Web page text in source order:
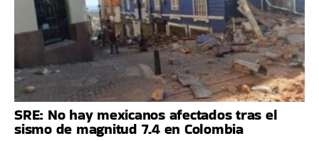
SRE: No hay mexicanos afectados tras el
sismo de magnitud 7.4 en Colombia